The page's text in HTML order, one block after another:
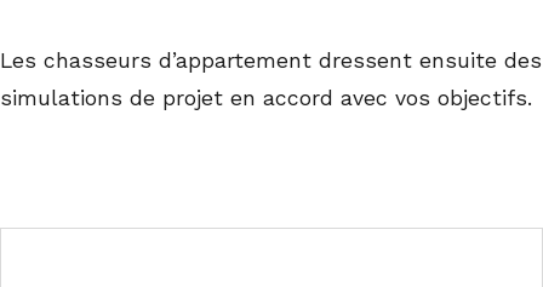
Les chasseurs d’appartement dressent ensuite des
simulations de projet en accord avec vos objectifs.